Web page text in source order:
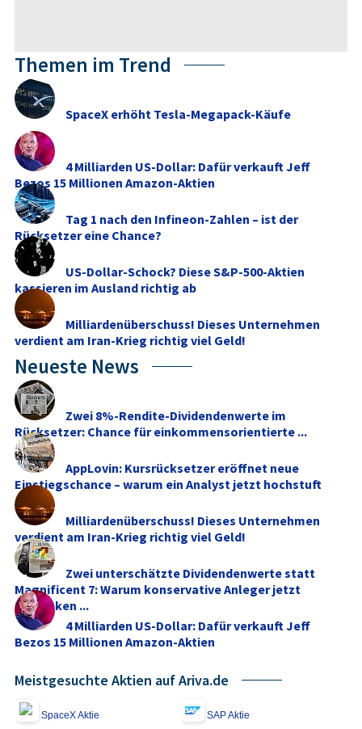
Themen im Trend
SpaceX erhöht Tesla-Megapack-Käufe
4 Milliarden US-Dollar: Dafür verkauft Jeff
Bezos 15 Millionen Amazon-Aktien
Tag 1 nach den Infineon-Zahlen – ist der
Rücksetzer eine Chance?
US-Dollar-Schock? Diese S&P-500-Aktien
kassieren im Ausland richtig ab
Milliardenüberschuss! Dieses Unternehmen
verdient am Iran-Krieg richtig viel Geld!
Neueste News
Zwei 8%-Rendite-Dividendenwerte im
Rücksetzer: Chance für einkommensorientierte ...
AppLovin: Kursrücksetzer eröffnet neue
Einstiegschance – warum ein Analyst jetzt hochstuft
Milliardenüberschuss! Dieses Unternehmen
verdient am Iran-Krieg richtig viel Geld!
Zwei unterschätzte Dividendenwerte statt
Magnificent 7: Warum konservative Anleger jetzt
umdenken ...
4 Milliarden US-Dollar: Dafür verkauft Jeff
Bezos 15 Millionen Amazon-Aktien
Meistgesuchte Aktien auf Ariva.de
SpaceX Aktie SAP Aktie